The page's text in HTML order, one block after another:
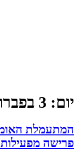
יום: 3 בפברואר 2022
המתעמלת
פרישה